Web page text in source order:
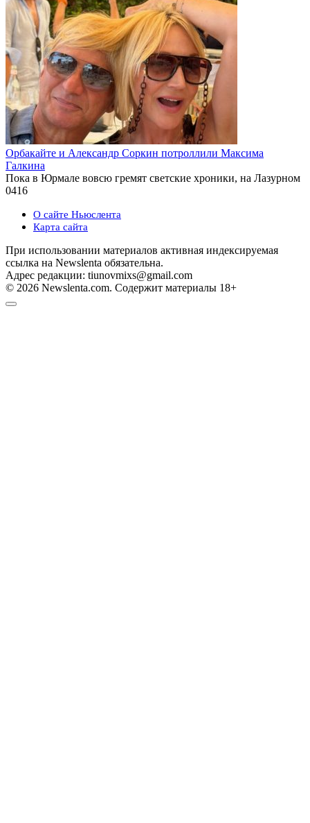
Орбакайте и Александр Соркин потроллили Максима
Галкина
Пока в Юрмале вовсю гремят светские хроники, на Лазурном
0416
О сайте Ньюслента
Карта сайта
При использовании материалов активная индексируемая
ссылка на Newslenta обязательна.
Адрес редакции: tiunovmixs@gmail.com
© 2026 Newslenta.com. Содержит материалы 18+